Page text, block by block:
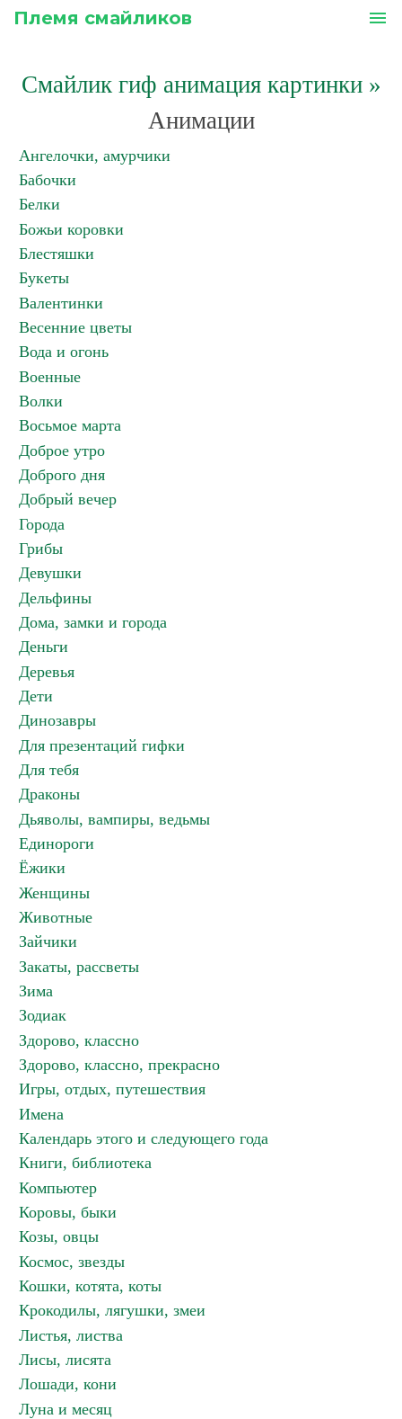
Племя смайликов menu
Смайлик гиф анимация картинки»
Анимации
Ангелочки, амурчики
Бабочки
Белки
Божьи коровки
Блестяшки
Букеты
Валентинки
Весенние цветы
Вода и огонь
Военные
Волки
Восьмое марта
Доброе утро
Доброго дня
Добрый вечер
Города
Грибы
Девушки
Дельфины
Дома, замки и города
Деньги
Деревья
Дети
Динозавры
Для презентаций гифки
Для тебя
Драконы
Дьяволы, вампиры, ведьмы
Единороги
Ёжики
Женщины
Животные
Зайчики
Закаты, рассветы
Зима
Зодиак
Здорово, классно
Здорово, классно, прекрасно
Игры, отдых, путешествия
Имена
Календарь этого и следующего года
Книги, библиотека
Компьютер
Коровы, быки
Козы, овцы
Космос, звезды
Кошки, котята, коты
Крокодилы, лягушки, змеи
Листья, листва
Лисы, лисята
Лошади, кони
Луна и месяц